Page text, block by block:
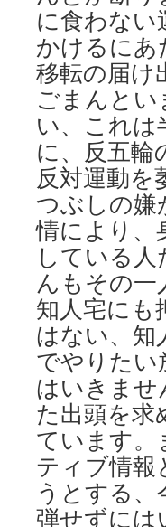
に食わない
かけるにあ
移転の届け
ごまんと
い、これは
に、反五輪
反対運動を
つぶしの
情により、
している
んもその一
知人宅にも
はない、知
でやりたい
はいきま
た出頭を求
ています。
ティブ情報
うとする
弾せずには